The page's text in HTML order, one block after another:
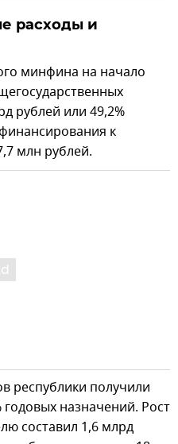
расходы и
минфина на начало
рублей или 49,2%
к
млн рублей.
республики получили
назначений. Рост
составил 1,6 млрд